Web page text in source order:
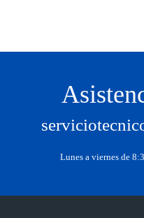
Lunes a viernes de